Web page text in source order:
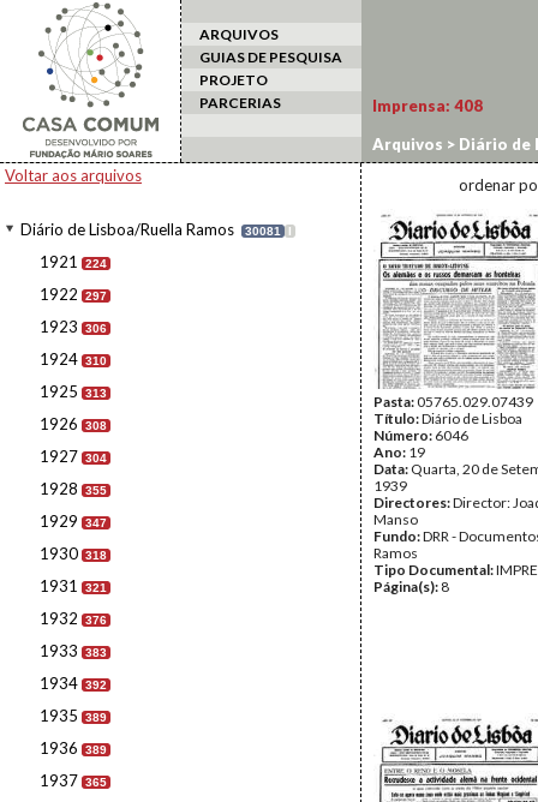
ARQUIVOS
GUIAS DE PESQUISA
PROJETO
PARCERIAS
Voltar aos arquivos
Diário de Lisboa/Ruella Ramos 30081 I
1921 224
1922 297
1923 306
1924 310
1925 313
1926 308
1927 304
1928 355
1929 347
1930 318
1931 321
1932 376
1933 383
1934 392
1935 389
1936 389
1937 365
Imprensa: 408
Arquivos > Diário de
ordenar
Pasta:05765.029.07439
Título:Diário de Lisboa
Número: 6046
Ano: 19
Data: Quarta, 20 de
1939
Directores:Director:
Manso
Fundo:DRR -
Ramos
Tipo Documental:
Página(s): 8